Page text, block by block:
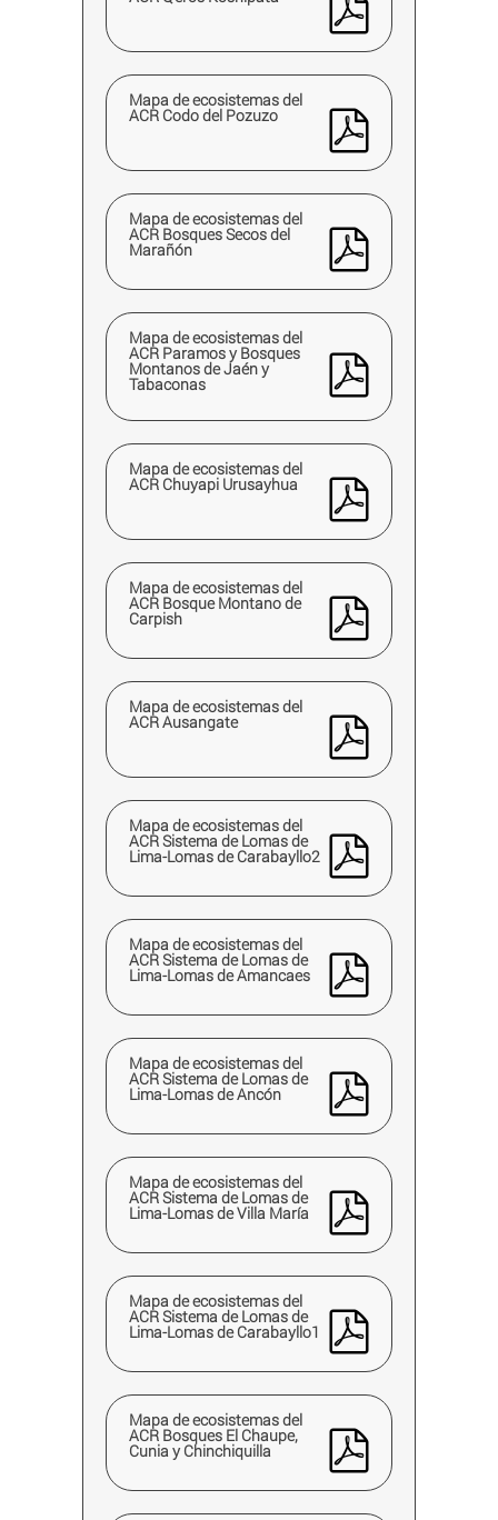
Mapa de ecosistemas del
ACR Codo del Pozuzo
Mapa de ecosistemas del
ACR Bosques Secos del
Marañón
Mapa de ecosistemas del
ACR Paramos y Bosques
Montanos de Jaén y
Tabaconas
Mapa de ecosistemas del
ACR Chuyapi Urusayhua
Mapa de ecosistemas del
ACR Bosque Montano de
Carpish
Mapa de ecosistemas del
ACR Ausangate
Mapa de ecosistemas del
ACR Sistema de Lomas de
Lima-Lomas de Carabayllo2
Mapa de ecosistemas del
ACR Sistema de Lomas de
Lima-Lomas de Amancaes
Mapa de ecosistemas del
ACR Sistema de Lomas de
Lima-Lomas de Ancón
Mapa de ecosistemas del
ACR Sistema de Lomas de
Lima-Lomas de Villa María
Mapa de ecosistemas del
ACR Sistema de Lomas de
Lima-Lomas de Carabayllo1
Mapa de ecosistemas del
ACR Bosques El Chaupe,
Cunia y Chinchiquilla